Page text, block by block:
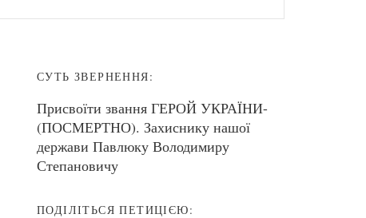
СУТЬ ЗВЕРНЕННЯ:
Присвоїти звання ГЕРОЙ УКРАЇНИ-
(ПОСМЕРТНО). Захиснику нашої
держави Павлюку Володимиру
Степановичу
ПОДІЛІТЬСЯ ПЕТИЦІЄЮ: